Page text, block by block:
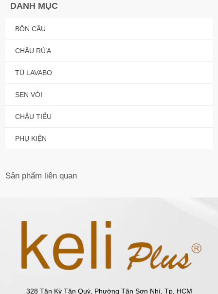
DANH MỤC
BỒN CẦU
CHẬU RỬA
TỦ LAVABO
SEN VÒI
CHẬU TIỂU
PHỤ KIỆN
Sản phẩm liên quan
328 Tân Kỳ Tân Quý, Phường Tân Sơn Nhì, Tp, HCM